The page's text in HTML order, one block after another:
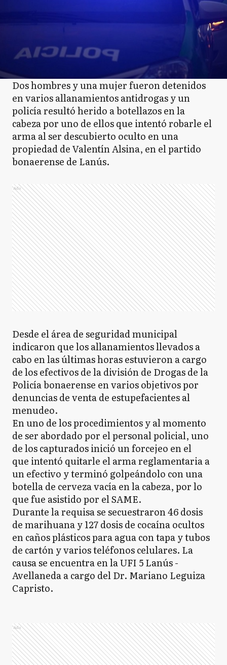
Dos hombres y una mujer fueron detenidos
en varios allanamientos antidrogas y un
policía resultó herido a botellazos en la
cabeza por uno de ellos que intentó robarle el
arma al ser descubierto oculto en una
propiedad de Valentín Alsina, en el partido
bonaerense de Lanús.
Ads
Desde el área de seguridad municipal
indicaron que los allanamientos llevados a
cabo en las últimas horas estuvieron a cargo
de los efectivos de la división de Drogas de la
Policía bonaerense en varios objetivos por
denuncias de venta de estupefacientes al
menudeo.
En uno de los procedimientos y al momento
de ser abordado por el personal policial, uno
de los capturados inició un forcejeo en el
que intentó quitarle el arma reglamentaria a
un efectivo y terminó golpeándolo con una
botella de cerveza vacía en la cabeza, por lo
que fue asistido por el SAME.
Durante la requisa se secuestraron 46 dosis
de marihuana y 127 dosis de cocaína ocultos
en caños plásticos para agua con tapa y tubos
de cartón y varios teléfonos celulares. La
causa se encuentra en la UFI 5 Lanús -
Avellaneda a cargo del Dr. Mariano Leguiza
Capristo.
Ads